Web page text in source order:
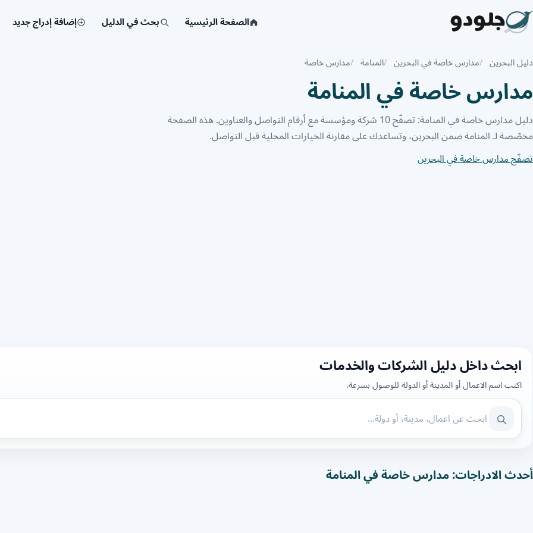
الصفحة الرئيسية بحث في الدليل إضافة إدراج جديد
دليل البحرين مدارس خاصة في البحرين المنامة مدارس خاصة
مدارس خاصة في المنامة
دليل مدارس خاصة في المنامة: تصفّح 10 شركة ومؤسسة مع أرقام التواصل والعناوين. هذه الصفحة
مخصّصة لـ المنامة ضمن البحرين، وتساعدك على مقارنة الخيارات المحلية قبل التواصل.
تصفّح مدارس خاصة في البحرين
ابحث داخل دليل الشركات والخدمات
اكتب اسم الاعمال أو المدينة أو الدولة للوصول بسرعة.
أحدث الادراجات: مدارس خاصة في المنامة